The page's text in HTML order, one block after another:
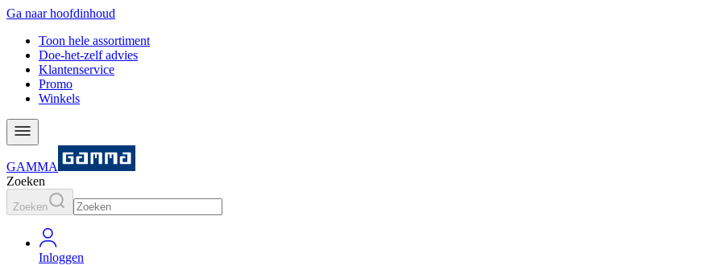
Ga naar hoofdinhoud
Toon hele assortiment
Doe-het-zelf advies
Klantenservice
Promo
Winkels
GAMMA
Zoeken
Zoeken
Inloggen